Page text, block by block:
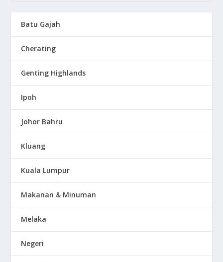
Batu Gajah
Cherating
Genting Highlands
Ipoh
Johor Bahru
Kluang
Kuala Lumpur
Makanan & Minuman
Melaka
Negeri